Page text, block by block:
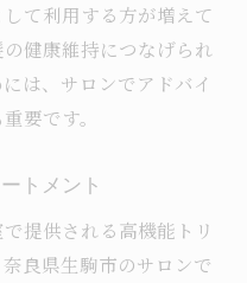
て利用する方が増えて
健康維持につなげられ
は、サロンでアドバイ
要です。
トメント
提供される高機能トリ
良県生駒市のサロンで